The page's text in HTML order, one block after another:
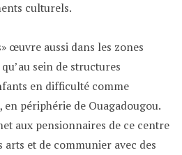
culturels.
œuvre aussi dans les zones
sein de structures
en difficulté comme
périphérie de Ouagadougou.
aux pensionnaires de ce centre
arts et de communier avec des